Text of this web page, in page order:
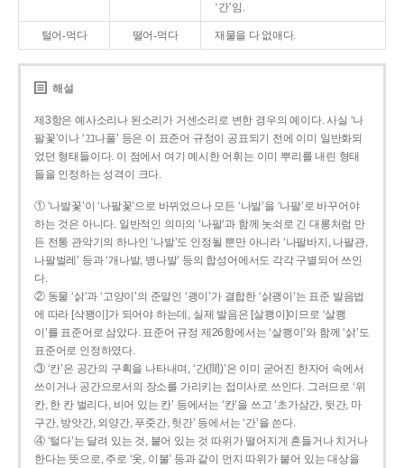
‘간’임.
털어-먹다 떨어-먹다 재물을 다 없애다.
해설
제3항은 예사소리나 된소리가 거센소리로 변한 경우의 예이다. 사실 ‘나
팔꽃’이나 ‘끄나풀’ 등은 이 표준어 규정이 공표되기 전에 이미 일반화되
었던 형태들이다. 이 점에서 여기 예시한 어휘는 이미 뿌리를 내린 형태
들을 인정하는 성격이 크다.
① ‘나발꽃’이 ‘나팔꽃’으로 바뀌었으나 모든 ‘나발’을 ‘나팔’로 바꾸어야
하는 것은 아니다. 일반적인 의미의 ‘나팔’과 함께 놋쇠로 긴 대롱처럼 만
든 전통 관악기의 하나인 ‘나발’도 인정될 뿐만 아니라 ‘나팔바지, 나팔관,
나팔벌레’ 등과 ‘개나발, 병나발’ 등의 합성어에서도 각각 구별되어 쓰인
다.
② 동물 ‘삵’과 ‘고양이’의 준말인 ‘괭이’가 결합한 ‘삵괭이’는 표준 발음법
에 따라 [삭꽹이]가 되어야 하는데, 실제 발음은 [살쾡이]이므로 ‘살쾡
이’를 표준어로 삼았다. 표준어 규정 제26항에서는 ‘살쾡이’와 함께 ‘삵’도
표준어로 인정하였다.
③ ‘칸’은 공간의 구획을 나타내며, ‘간(間)’은 이미 굳어진 한자어 속에서
쓰이거나 공간으로서의 장소를 가리키는 접미사로 쓰인다. 그러므로 ‘위
칸, 한 칸 벌리다, 비어 있는 칸’ 등에서는 ‘칸’을 쓰고 ‘초가삼간, 뒷간, 마
구간, 방앗간, 외양간, 푸줏간, 헛간’ 등에서는 ‘간’을 쓴다.
④ ‘털다’는 달려 있는 것, 붙어 있는 것 따위가 떨어지게 흔들거나 치거나
한다는 뜻으로, 주로 ‘옷, 이불’ 등과 같이 먼지 따위가 붙어 있는 대상을